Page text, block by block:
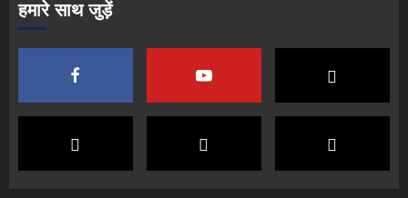
हमारे साथ जुड़ें